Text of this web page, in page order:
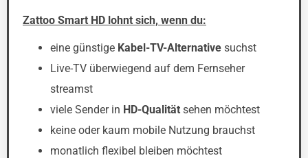
Zattoo Smart HD lohnt sich, wenn du:
eine günstige Kabel-TV-Alternative suchst
Live-TV überwiegend auf dem Fernseher
streamst
viele Sender in HD-Qualität sehen möchtest
keine oder kaum mobile Nutzung brauchst
monatlich flexibel bleiben möchtest